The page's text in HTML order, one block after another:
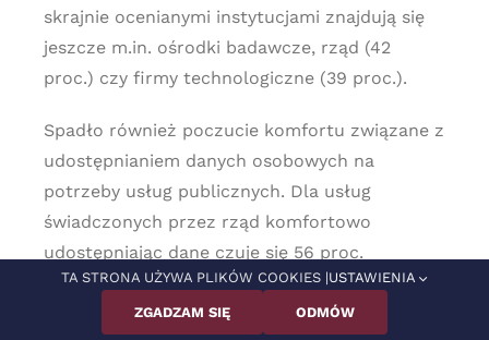
skrajnie ocenianymi instytucjami znajdują się
jeszcze m.in. ośrodki badawcze, rząd (42
proc.) czy firmy technologiczne (39 proc.).
Spadło również poczucie komfortu związane z
udostępnianiem danych osobowych na
potrzeby usług publicznych. Dla usług
świadczonych przez rząd komfortowo
udostępniając dane czuje się 56 proc.
respondentów, w porównaniu do 62 proc. w
2021 r. Autorzy badania wiążą tę zmianę z
TA STRONA UŻYWA PLIKÓW COOKIES |USTAWIENIA
ZGADZAM SIĘ ODMÓW